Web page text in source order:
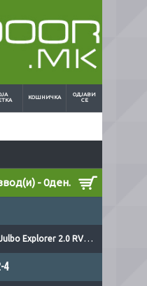
КОШНИЧКА
ОДЈАВИ
СЕ
- 0ден.
Explorer 2.0 RVP2-4
4